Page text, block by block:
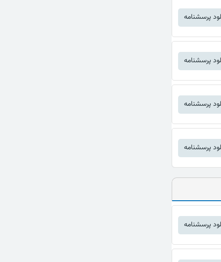
پرسشنامه
پرسشنامه
پرسشنامه
پرسشنامه
پرسشنامه